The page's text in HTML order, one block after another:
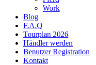
Work
Blog
F.A.Q
Tourplan 2026
Händler werden
Benutzer Registration
Kontakt